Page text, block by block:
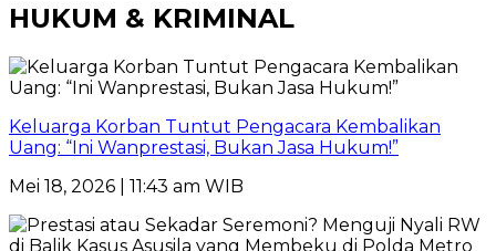
HUKUM & KRIMINAL
Keluarga Korban Tuntut Pengacara Kembalikan
Uang: “Ini Wanprestasi, Bukan Jasa Hukum!”
Mei 18, 2026 | 11:43 am WIB